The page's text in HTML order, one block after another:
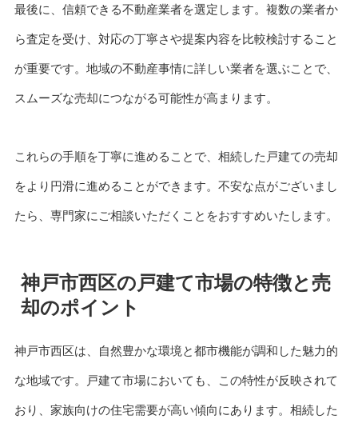
最後に、信頼できる不動産業者を選定します。複数の業者か
ら査定を受け、対応の丁寧さや提案内容を比較検討すること
が重要です。地域の不動産事情に詳しい業者を選ぶことで、
スムーズな売却につながる可能性が高まります。
これらの手順を丁寧に進めることで、相続した戸建ての売却
をより円滑に進めることができます。不安な点がございまし
たら、専門家にご相談いただくことをおすすめいたします。
神戸市西区の戸建て市場の特徴と売
却のポイント
神戸市西区は、自然豊かな環境と都市機能が調和した魅力的
な地域です。戸建て市場においても、この特性が反映されて
おり、家族向けの住宅需要が高い傾向にあります。相続した